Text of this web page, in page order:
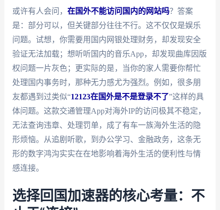
或许有人会问， 在国外不能访问国内的网站吗？答案
是：部分可以，但关键部分往往不行。这不仅仅是娱乐
问题。试想，你需要用国内网银处理财务，却发现安全
验证无法加载；想听听国内的音乐App，却发现曲库因版
权问题一片灰色；更实际的是，当你的家人需要你帮忙
处理国内事务时，那种无力感尤为强烈。例如，很多朋
友都遇到过类似“12123在国外是不是登录不了”这样的具
体问题。这款交通管理App对海外IP的访问极其不稳定，
无法查询违章、处理罚单，成了有车一族海外生活的隐
形烦恼。从追剧听歌，到办公学习、金融政务，这条无
形的数字鸿沟实实在在地影响着海外生活的便利性与情
感连接。
选择回国加速器的核心考量：不